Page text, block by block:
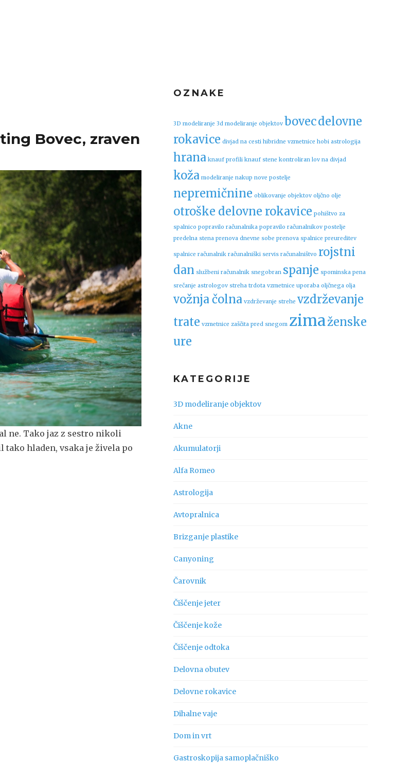
Bovec, zraven
ne. Tako jaz z sestro nikoli
tako hladen, vsaka je živela po
OZNAKE
3D modeliranje 3d modeliranje objektov bovecdelovne
rokavice divjad na cesti hibridne vzmetnice hobi astrologija
hrana knauf profili knauf stene kontroliran lov na divjad
koža modeliranje nakup nove postelje
nepremičnine oblikovanje objektov oljčno olje
otroške delovne rokavice pohištvo za
spalnico popravilo računalnika popravilo računalnikov postelje
predelna stena prenova dnevne sobe prenova spalnice preureditev
spalnice računalnik računalniški servis računalništvo rojstni
dan službeni računalnik snegobran spanje spominska pena
srečanje astrologov streha trdota vzmetnice uporaba oljčnega olja
vožnja čolna vzdrževanje strehe vzdrževanje
trate vzmetnice zaščita pred snegom zimaženske
ure
KATEGORIJE
3D modeliranje objektov
Akne
Akumulatorji
Alfa Romeo
Astrologija
Avtopralnica
Brizganje plastike
Canyoning
Čarovnik
Čiščenje jeter
Čiščenje kože
Čiščenje odtoka
Delovna obutev
Delovne rokavice
Dihalne vaje
Dom in vrt
Gastroskopija samoplačniško